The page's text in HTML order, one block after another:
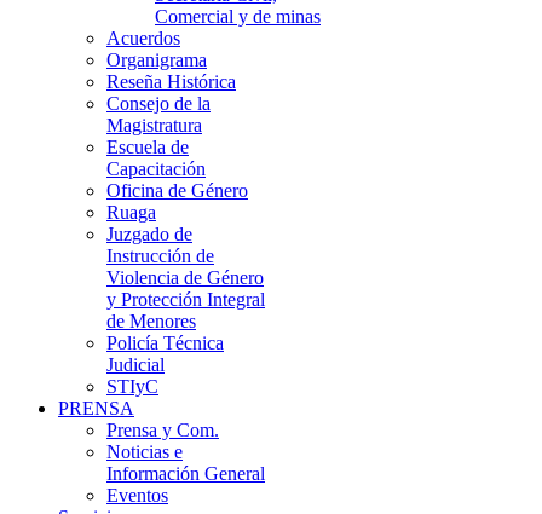
Comercial y de minas
Acuerdos
Organigrama
Reseña Histórica
Consejo de la
Magistratura
Escuela de
Capacitación
Oficina de Género
Ruaga
Juzgado de
Instrucción de
Violencia de Género
y Protección Integral
de Menores
Policía Técnica
Judicial
STIyC
PRENSA
Prensa y Com.
Noticias e
Información General
Eventos